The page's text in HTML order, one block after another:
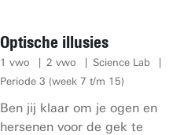
Optische illusies
1 vwo 2 vwo
Science Lab
Periode 3 (week 7 t/m 15)
Ben jij klaar om je ogen en
hersenen voor de gek te